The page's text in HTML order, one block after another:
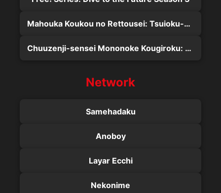
Mahouka Koukou no Rettousei: Tsuioku-hen
Chuuzenji-sensei Mononoke Kougiroku: Sensei ga Nazo wo Hodoite Shimau kara.
Network
Samehadaku
Anoboy
Layar Ecchi
Nekonime